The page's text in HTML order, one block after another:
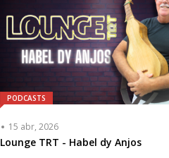
PODCASTS
15 abr, 2026
Lounge TRT - Habel dy Anjos